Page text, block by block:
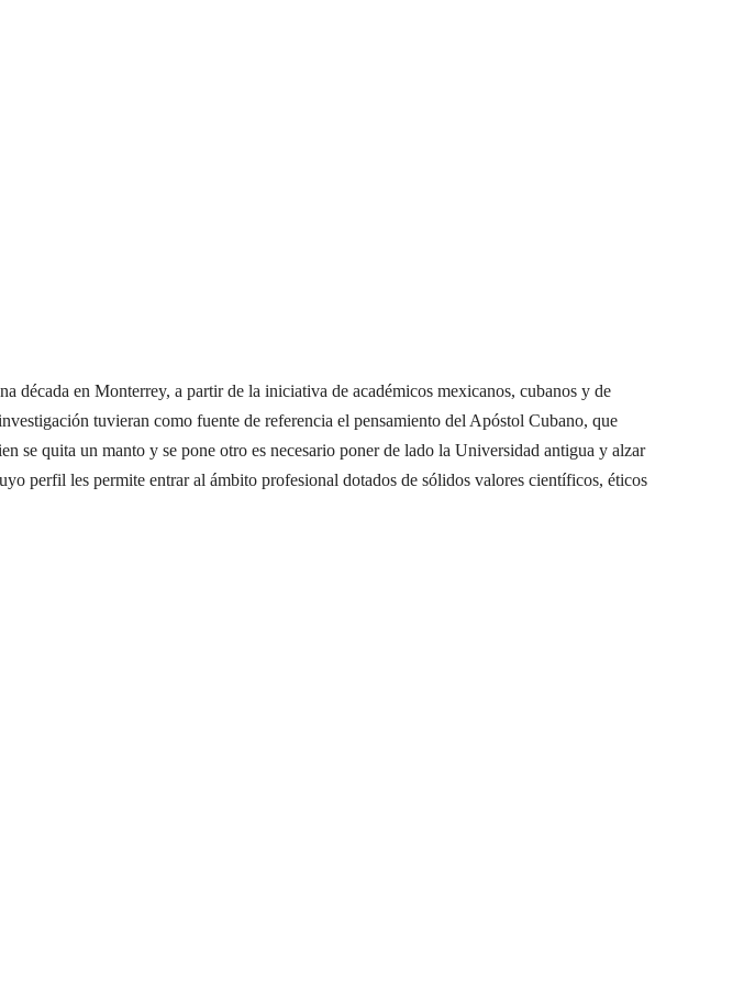
década en Monterrey, a partir de la iniciativa de académicos mexicanos, cubanos y de
tuvieran como fuente de referencia el pensamiento del Apóstol Cubano, que
se quita un manto y se pone otro es necesario poner de lado la Universidad antigua y alzar
perfil les permite entrar al ámbito profesional dotados de sólidos valores científicos, éticos